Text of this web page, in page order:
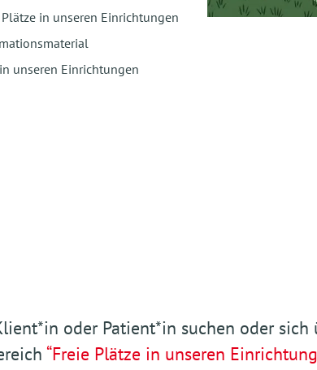
Plätze in unseren Einrichtungen
unseren Einrichtungen
oder Patient*in suchen oder
“Freie Plätze in unseren